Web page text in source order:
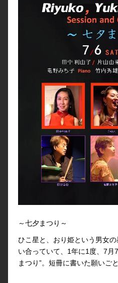
～七夕まつり～
ひこ星と、おり姫という男女
い合っていて、1年に1度、7月
まつり”。短冊に書いた願いご